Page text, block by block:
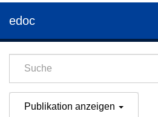
edoc
Publikation anzeigen